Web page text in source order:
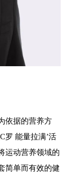
据的营养方
罗 能量拉满’活
运动营养领域的
简单而有效的健